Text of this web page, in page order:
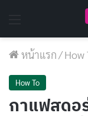
หน้าแรก/How
How To
กาแฟสดอ